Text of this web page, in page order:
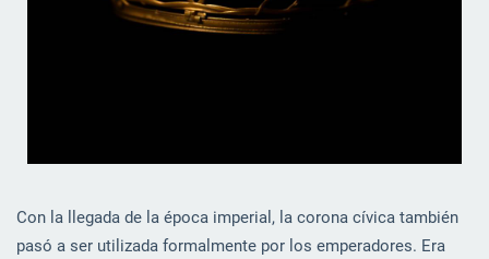
Con la llegada de la época imperial, la corona cívica también
pasó a ser utilizada formalmente por los emperadores. Era